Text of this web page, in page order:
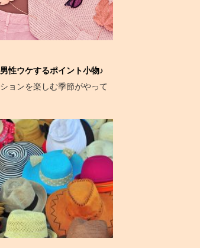
性ウケするポイント小物♪
ョンを楽しむ季節がやって